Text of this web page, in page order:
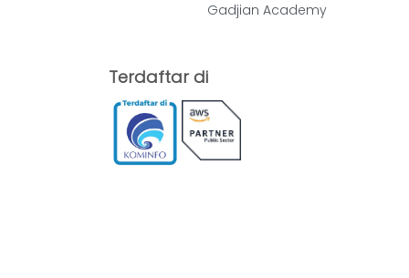
Gadjian Academy
Terdaftar di